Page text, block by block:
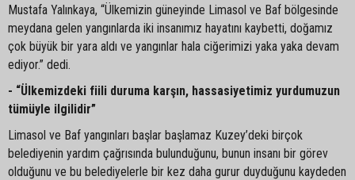
Mustafa Yalınkaya, “Ülkemizin güneyinde Limasol ve Baf bölgesinde
meydana gelen yangınlarda iki insanımız hayatını kaybetti, doğamız
çok büyük bir yara aldı ve yangınlar hala ciğerimizi yaka yaka devam
ediyor.” dedi.
- “Ülkemizdeki fiili duruma karşın, hassasiyetimiz yurdumuzun
tümüyle ilgilidir”
Limasol ve Baf yangınları başlar başlamaz Kuzey’deki birçok
belediyenin yardım çağrısında bulunduğunu, bunun insanı bir görev
olduğunu ve bu belediyelerle bir kez daha gurur duyduğunu kaydeden